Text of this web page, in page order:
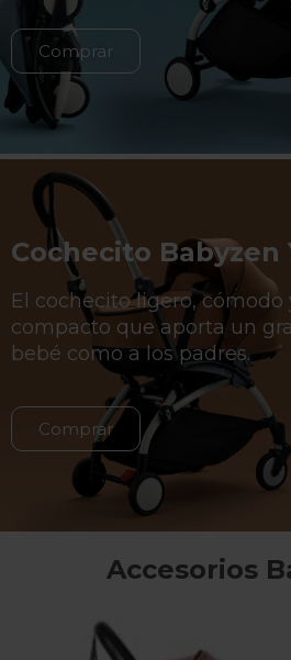
Comprar
Cochecito Babyzen
El cochecito ligero,
compacto que aporta un
bebé como a los padres.
Comprar
Accesorios